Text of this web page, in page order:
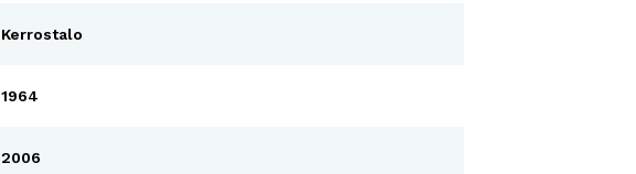
Kerrostalo
1964
2006